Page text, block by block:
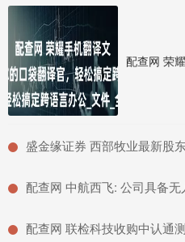
盛金缘证券 西部牧业最新股
配查网 中航西飞: 公司具备
配查网 联检科技收购中认通